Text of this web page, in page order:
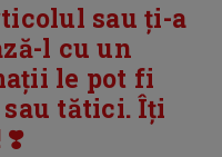
sau ți-a
l cu un
le pot fi
tătici. Îți
❣️